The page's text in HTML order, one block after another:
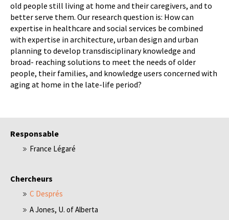
old people still living at home and their caregivers, and to
better serve them. Our research question is: How can
expertise in healthcare and social services be combined
with expertise in architecture, urban design and urban
planning to develop transdisciplinary knowledge and
broad- reaching solutions to meet the needs of older
people, their families, and knowledge users concerned with
aging at home in the late-life period?
Responsable
France Légaré
Chercheurs
C Després
A Jones, U. of Alberta